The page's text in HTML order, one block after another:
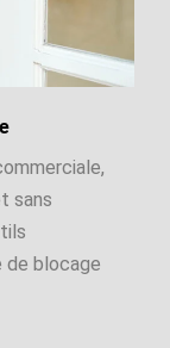
sans
de blocage